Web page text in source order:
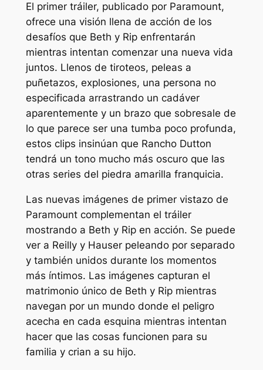
El primer tráiler, publicado por Paramount,
ofrece una visión llena de acción de los
desafíos que Beth y Rip enfrentarán
mientras intentan comenzar una nueva vida
juntos. Llenos de tiroteos, peleas a
puñetazos, explosiones, una persona no
especificada arrastrando un cadáver
aparentemente y un brazo que sobresale de
lo que parece ser una tumba poco profunda,
estos clips insinúan que Rancho Dutton
tendrá un tono mucho más oscuro que las
otras series del piedra amarilla franquicia.
Las nuevas imágenes de primer vistazo de
Paramount complementan el tráiler
mostrando a Beth y Rip en acción. Se puede
ver a Reilly y Hauser peleando por separado
y también unidos durante los momentos
más íntimos. Las imágenes capturan el
matrimonio único de Beth y Rip mientras
navegan por un mundo donde el peligro
acecha en cada esquina mientras intentan
hacer que las cosas funcionen para su
familia y crian a su hijo.